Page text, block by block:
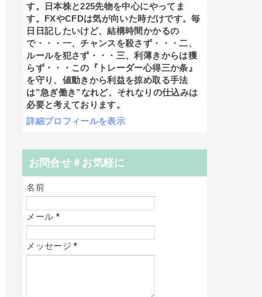
す。日本株と225先物を中心にやってま
す。FXやCFDは気が向いた時だけです。毎
日日記したいけど、結構時間かかるの
で・・・一、チャンスを殺さず・・・二、
ルールを犯さず・・・三、利薄きからは獲
らず・・・この『トレーダー心得三か条』
を守り、値動きから利益を掠め取る手法
は”急ぎ働き”なれど、それなりの仕込みは
必要と考えております。
詳細プロフィールを表示
お問合せ＃お気軽に
名前
メール *
メッセージ*